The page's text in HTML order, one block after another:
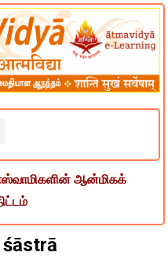
ஆன்மிகக்
śāstrā